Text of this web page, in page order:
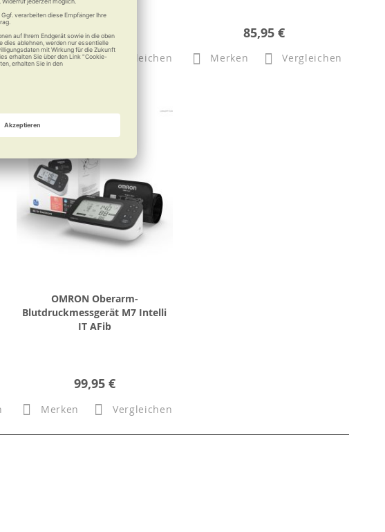
51,50 €
Merken Vergleichen
85,95 €
Merken Vergleichen
OMRON Oberarm-
Blutdruckmessgerät M7 Intelli
IT AFib
99,95 €
Merken Vergleichen